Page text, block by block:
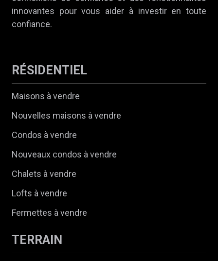
innovantes pour vous aider à investir en toute
confiance.
RÉSIDENTIEL
Maisons à vendre
Nouvelles maisons à vendre
Condos à vendre
Nouveaux condos à vendre
Chalets à vendre
Lofts à vendre
Fermettes à vendre
TERRAIN